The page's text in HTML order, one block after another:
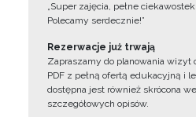
„Super zajęcia, pełne
Polecamy serdecznie!”
Rezerwacje już trwają
Zapraszamy do planowania wizyt
PDF z pełną ofertą edukacyjną i
dostępna jest również skrócona
szczegółowych opisów.